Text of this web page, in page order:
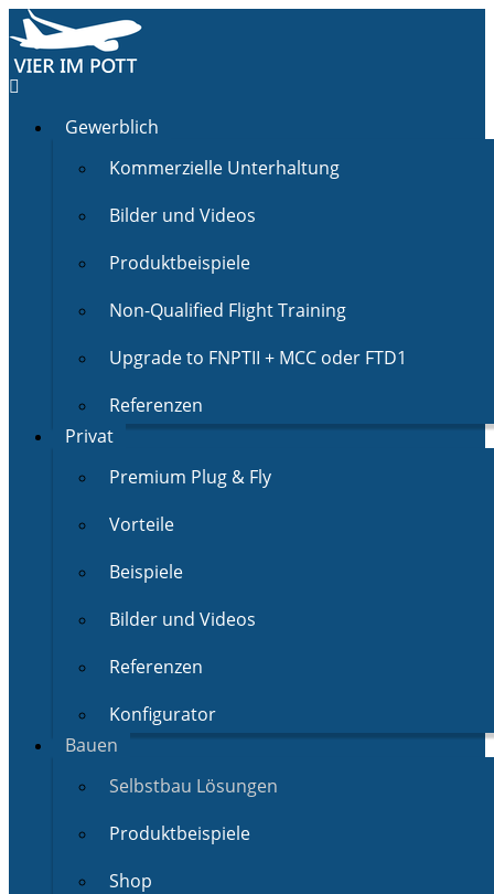
Gewerblich
Kommerzielle Unterhaltung
Bilder und Videos
Produktbeispiele
Non-Qualified Flight Training
Upgrade to FNPTII + MCC oder FTD1
Referenzen
Privat
Premium Plug & Fly
Vorteile
Beispiele
Bilder und Videos
Referenzen
Konfigurator
Bauen
Selbstbau Lösungen
Produktbeispiele
Shop